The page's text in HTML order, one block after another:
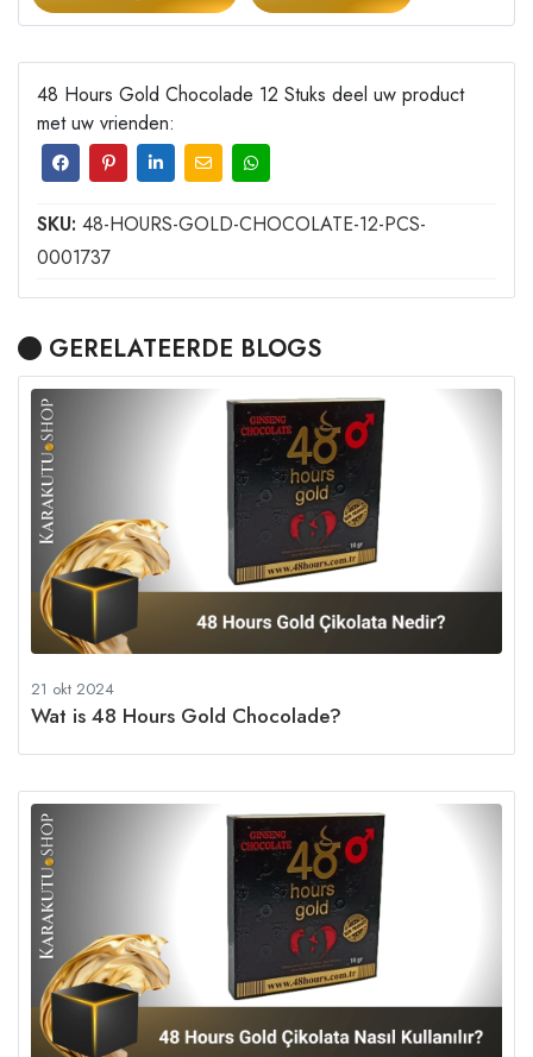
48 Hours Gold Chocolade 12 Stuks deel uw product
met uw vrienden:
SKU: 48-HOURS-GOLD-CHOCOLATE-12-PCS-
0001737
GERELATEERDE BLOGS
21 okt 2024
Wat is 48 Hours Gold Chocolade?